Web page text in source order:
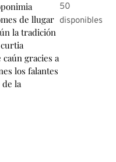
de llugar
la tradición
gracies a
los falantes
la
50
disponibles